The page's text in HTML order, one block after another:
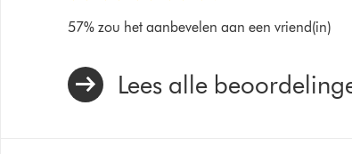
57% zou het aanbevelen aan een vriend(in)
Lees alle